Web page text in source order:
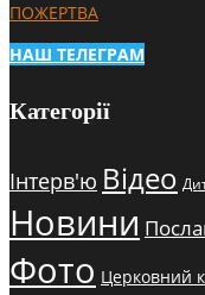
ПОЖЕРТВА
НАШ ТЕЛЕГРАМ
Категорії
Інтерв'ю Відео
Новини
Фото Церковний